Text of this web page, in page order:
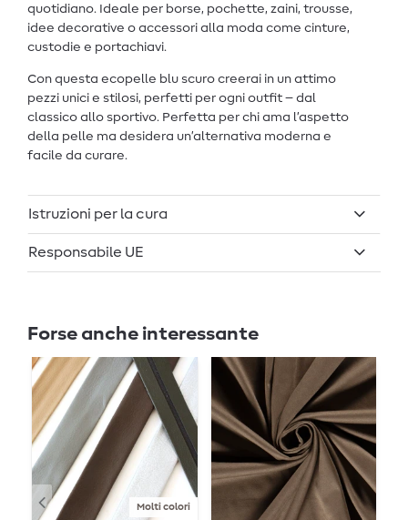
quotidiano. Ideale per borse, pochette, zaini, trousse,
idee decorative o accessori alla moda come cinture,
custodie e portachiavi.
Con questa ecopelle blu scuro creerai in un attimo
pezzi unici e stilosi, perfetti per ogni outfit – dal
classico allo sportivo. Perfetta per chi ama l’aspetto
della pelle ma desidera un’alternativa moderna e
facile da curare.
Istruzioni per la cura
Responsabile UE
Forse anche interessante
Molti colori